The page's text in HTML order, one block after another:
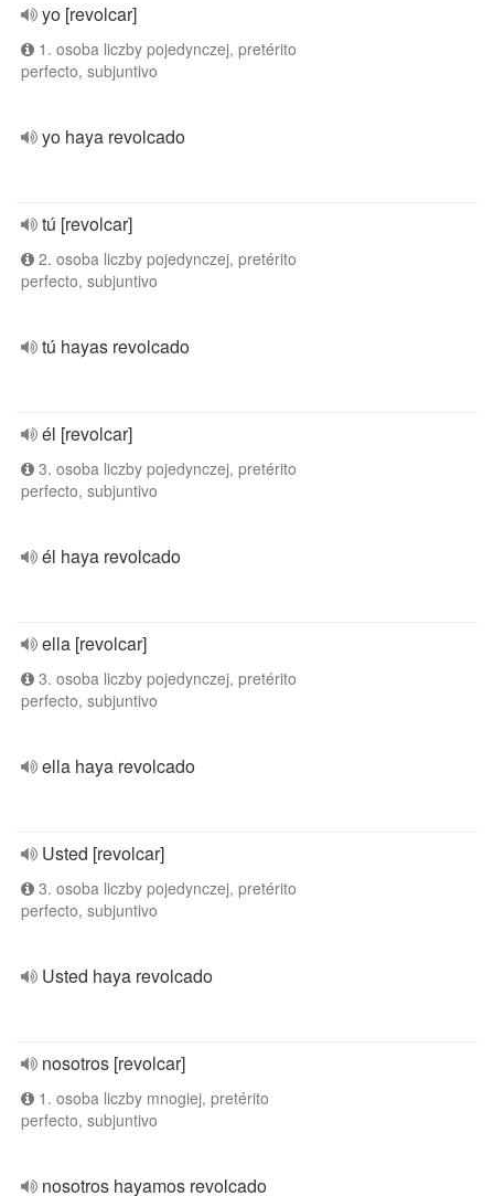
yo [revolcar]
1. osoba liczby pojedynczej, pretérito
perfecto, subjuntivo
yo haya revolcado
tú [revolcar]
2. osoba liczby pojedynczej, pretérito
perfecto, subjuntivo
tú hayas revolcado
él [revolcar]
3. osoba liczby pojedynczej, pretérito
perfecto, subjuntivo
él haya revolcado
ella [revolcar]
3. osoba liczby pojedynczej, pretérito
perfecto, subjuntivo
ella haya revolcado
Usted [revolcar]
3. osoba liczby pojedynczej, pretérito
perfecto, subjuntivo
Usted haya revolcado
nosotros [revolcar]
1. osoba liczby mnogiej, pretérito
perfecto, subjuntivo
nosotros hayamos revolcado